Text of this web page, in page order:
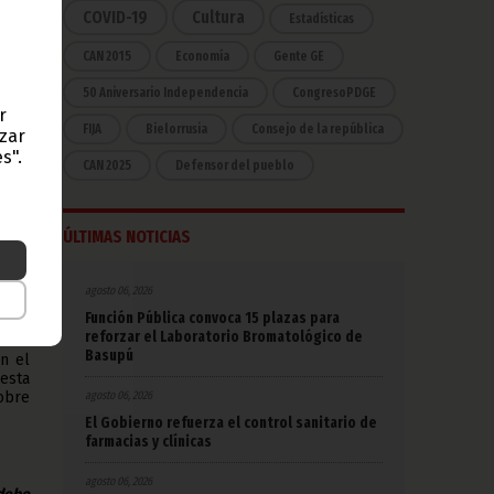
la
se
la
del
el
COVID-19 Cultura Estadísticas
CAN 2015 Economía Gente GE
50 Aniversario Independencia CongresoPDGE
FIJA Bielorrusia Consejo de la república
CAN 2025 Defensor del pueblo
ÚLTIMAS NOTICIAS
agosto 06, 2026
Función Pública convoca 15 plazas para
reforzar el Laboratorio Bromatológico de
Basupú
agosto 06, 2026
El Gobierno refuerza el control sanitario de
farmacias y clínicas
agosto 06, 2026